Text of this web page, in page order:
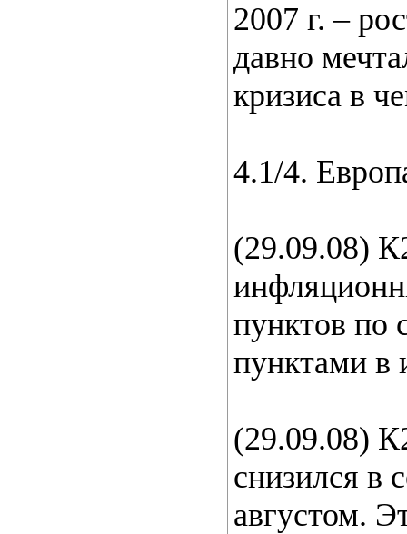
2007 г. –
давно
кризиса в
4.1/4.
(29.09.08)
пунктов по
пунктами в
(29.09.08)
снизился в
августом.